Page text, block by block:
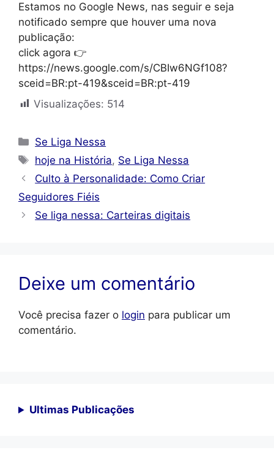
Estamos no Google News, nas seguir e seja
notificado sempre que houver uma nova
publicação:
click agora 👉
https://news.google.com/s/CBIw6NGf108?
sceid=BR:pt-419&sceid=BR:pt-419
Visualizações: 514
Categorias
Se Liga Nessa
Tags
hoje na História, Se Liga Nessa
Culto à Personalidade: Como Criar
Seguidores Fiéis
Se liga nessa: Carteiras digitais
Deixe um comentário
Você precisa fazer o login para publicar um
comentário.
Ultimas Publicações